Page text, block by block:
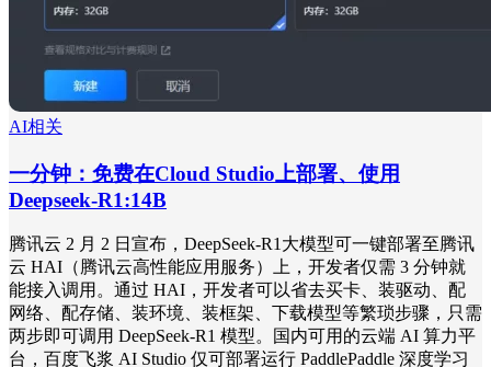
AI相关
一分钟：免费在Cloud Studio上部署、使用
Deepseek-R1:14B
腾讯云 2 月 2 日宣布，DeepSeek-R1大模型可一键部署至腾讯
云 HAI（腾讯云高性能应用服务）上，开发者仅需 3 分钟就
能接入调用。通过 HAI，开发者可以省去买卡、装驱动、配
网络、配存储、装环境、装框架、下载模型等繁琐步骤，只需
两步即可调用 DeepSeek-R1 模型。国内可用的云端 AI 算力平
台，百度飞浆 AI Studio 仅可部署运行 PaddlePaddle 深度学习